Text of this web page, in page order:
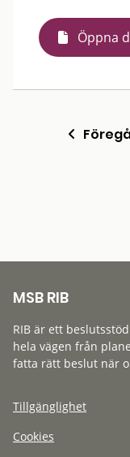
Öppna
MSB RIB
RIB är ett
hela vägen från
fatta rätt beslut när
Tillgänglighet
Cookies